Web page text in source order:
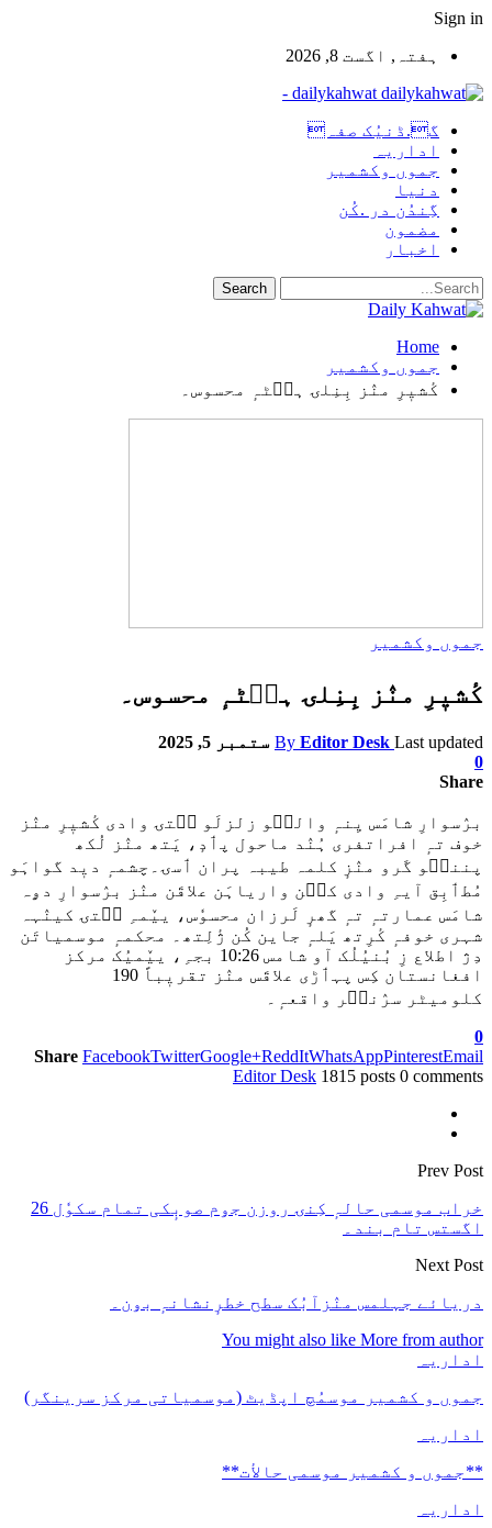
Sign in
ہفتہ, اگست 8, 2026
dailykahwat -
گ.ڈنیُک صفہ
اداریہ
جموں وکشمیر
دنیا
گِندُن در .کُن
مضمون
اخبار
Home
جموں وکشمیر
کٔشیٖرِ منٛز بِنِلۍ ہٮ۪ٹہٕ محسوس۔
جموں وکشمیر
کٔشیٖرِ منٛز بِنِلۍ ہٮ۪ٹہٕ محسوس۔
By Editor Desk Last updated
ستمبر 5, 2025
0
Share
برٛسوارِ شامَس یِنہٕ والٮ۪و زلزلَو سۭتۍ وادی کٔشیٖرِ منٛز
خوف تہٕ افراتفری ہُنٛد ماحول پٲدٕ، یَتھ منٛز لُکھ
پننٮ۪و گَرو منٛزٕ کلمہ طیبہ پران ٲسۍ۔چشمہٕ دیٖد گواہَو
مُطٲبِق آیہِ وادی کٮ۪ن واریاہَن علاقَن منٛز برٛسوارِ دۄہ
شامَس عمارتہٕ تہٕ گھرٕ لَرزان محسوٗس، ییٚمہِ سۭتۍ کینٛہہ
شہری خوفہٕ کٔرِتھ یَلہٕ جاین کُن ژٔلِتھ۔ محکمہٕ موسمیاتَن
دِژ اطلاع زِ بُنیُلُک آو شامس 10:26 بجہِ، ییٚمیُک مرکز
افغانستان کِس پہٲڑی علاقَس منٛز تقریٖباً 190
کلومیٹر سرٛنٮ۪ر واقعہٕ۔
0
Share FacebookTwitterGoogle+ReddItWhatsAppPinterestEmail
Editor Desk 1815 posts 0 comments
Prev Post
خراب موسمی حالہٕ کِنۍ روزن جۅم صوبٕکی تمام سکوٗل 26
اگستس تام بند۔
Next Post
دریائے جہلمس منٛزآبُک سطح خطرٕنشانہٕ بۅن۔
You might also like More from author
اداریہ
جموں و کشمیر موسمُچ اپڈیٹ (موسمیاتی مرکز سرینگر)
اداریہ
**جموں و كشمیر موسمی حالأت**
اداریہ